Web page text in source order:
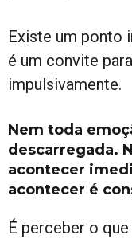
Existe um ponto
é um convite
impulsivamente.
Nem toda
descarregada.
acontecer
acontecer é
É perceber o